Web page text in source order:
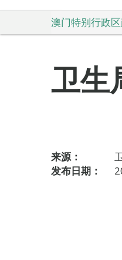
澳门特别行政
卫生
来源：
发布日期：